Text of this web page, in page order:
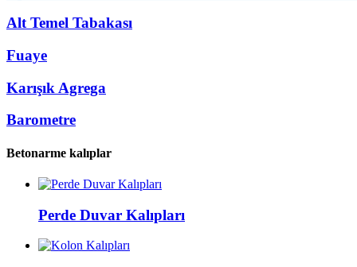
Alt Temel Tabakası
Fuaye
Karışık Agrega
Barometre
Betonarme kalıplar
Perde Duvar Kalıpları